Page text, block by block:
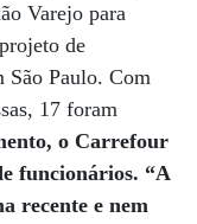
Varejo para
de
São Paulo. Com
17 foram
o Carrefour
funcionários. “A
recente e nem